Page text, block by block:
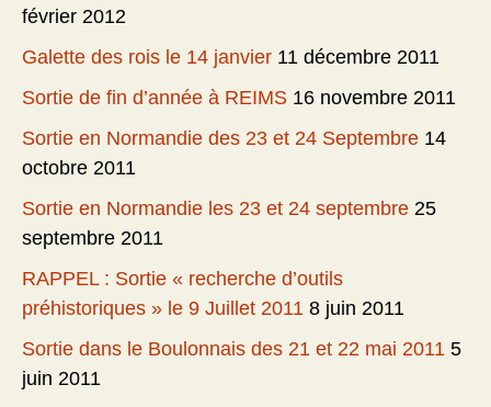
février 2012
Galette des rois le 14 janvier 11 décembre 2011
Sortie de fin d’année à REIMS 16 novembre 2011
Sortie en Normandie des 23 et 24 Septembre 14
octobre 2011
Sortie en Normandie les 23 et 24 septembre 25
septembre 2011
RAPPEL : Sortie « recherche d’outils
préhistoriques » le 9 Juillet 2011 8 juin 2011
Sortie dans le Boulonnais des 21 et 22 mai 2011 5
juin 2011